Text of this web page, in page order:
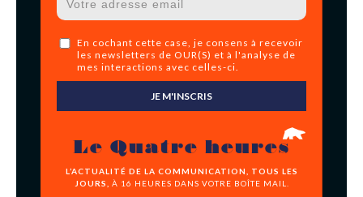
En cochant cette case, je consens à recevoir
les newsletters de OUR(S) et à l'analyse de
mes interactions avec celles-ci.
JE M'INSCRIS
Le Quatre heures
L’ACTUALITÉ DE LA COMMUNICATION, TOUS LES
JOURS,
À 16 HEURES DANS VOTRE BOÎTE MAIL.